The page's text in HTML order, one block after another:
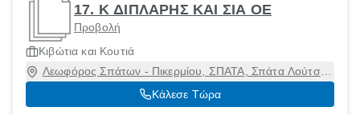
17. Κ ΔΙΠΛΑΡΗΣ ΚΑΙ ΣΙΑ ΟΕ
Προβολή
Κιβώτια και Κουτιά
Λεωφόρος Σπάτων - Πικερμίου, ΣΠΑΤΑ, Σπάτα Λούτσα,
Αττική, 19009
Κάλεσε Τώρα